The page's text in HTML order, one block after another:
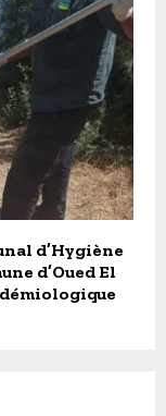
d’Hygiène
d’Oued El